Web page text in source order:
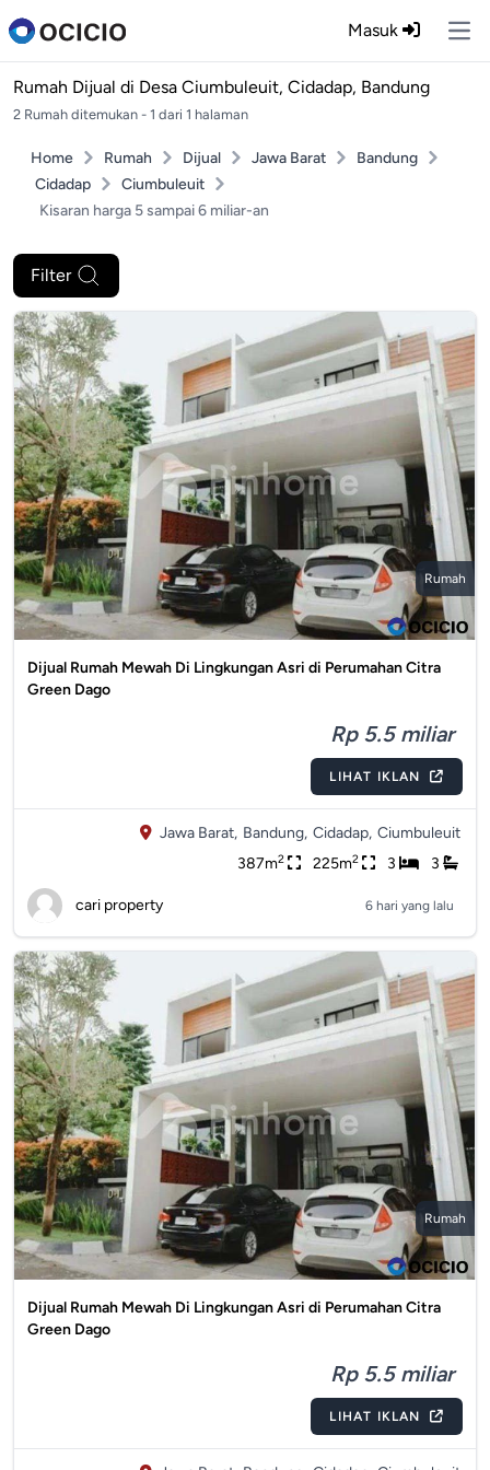
Masuk
Rumah Dijual di Desa Ciumbuleuit, Cidadap, Bandung
2 Rumah ditemukan - 1 dari 1 halaman
Home Rumah Dijual Jawa Barat
Bandung
Cidadap
Ciumbuleuit
Kisaran harga 5 sampai 6 miliar-an
Filter
Rumah
Dijual Rumah Mewah Di Lingkungan Asri di Perumahan Citra
Green Dago
Rp 5.5 miliar
LIHAT IKLAN
Jawa Barat, Bandung, Cidadap, Ciumbuleuit
387m2 225m2 3 3
cari property 6 hari yang lalu
Rumah
Dijual Rumah Mewah Di Lingkungan Asri di Perumahan Citra
Green Dago
Rp 5.5 miliar
LIHAT IKLAN